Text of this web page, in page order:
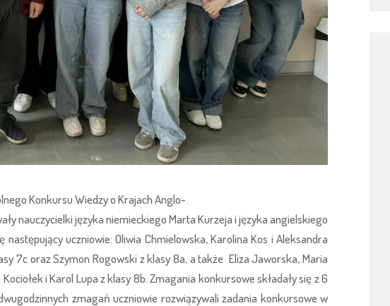
Konkursu Wiedzy o Krajach Anglo-
nauczycielki języka niemieckiego Marta Kurzeja i języka angielskiego
uczniowie: Oliwia Chmielowska, Karolina Kos i Aleksandra
7c oraz Szymon Rogowski z klasy 8a, a także Eliza Jaworska, Maria
i Karol Lupa z klasy 8b. Zmagania konkursowe składały się z 6
zmagań uczniowie rozwiązywali zadania konkursowe w